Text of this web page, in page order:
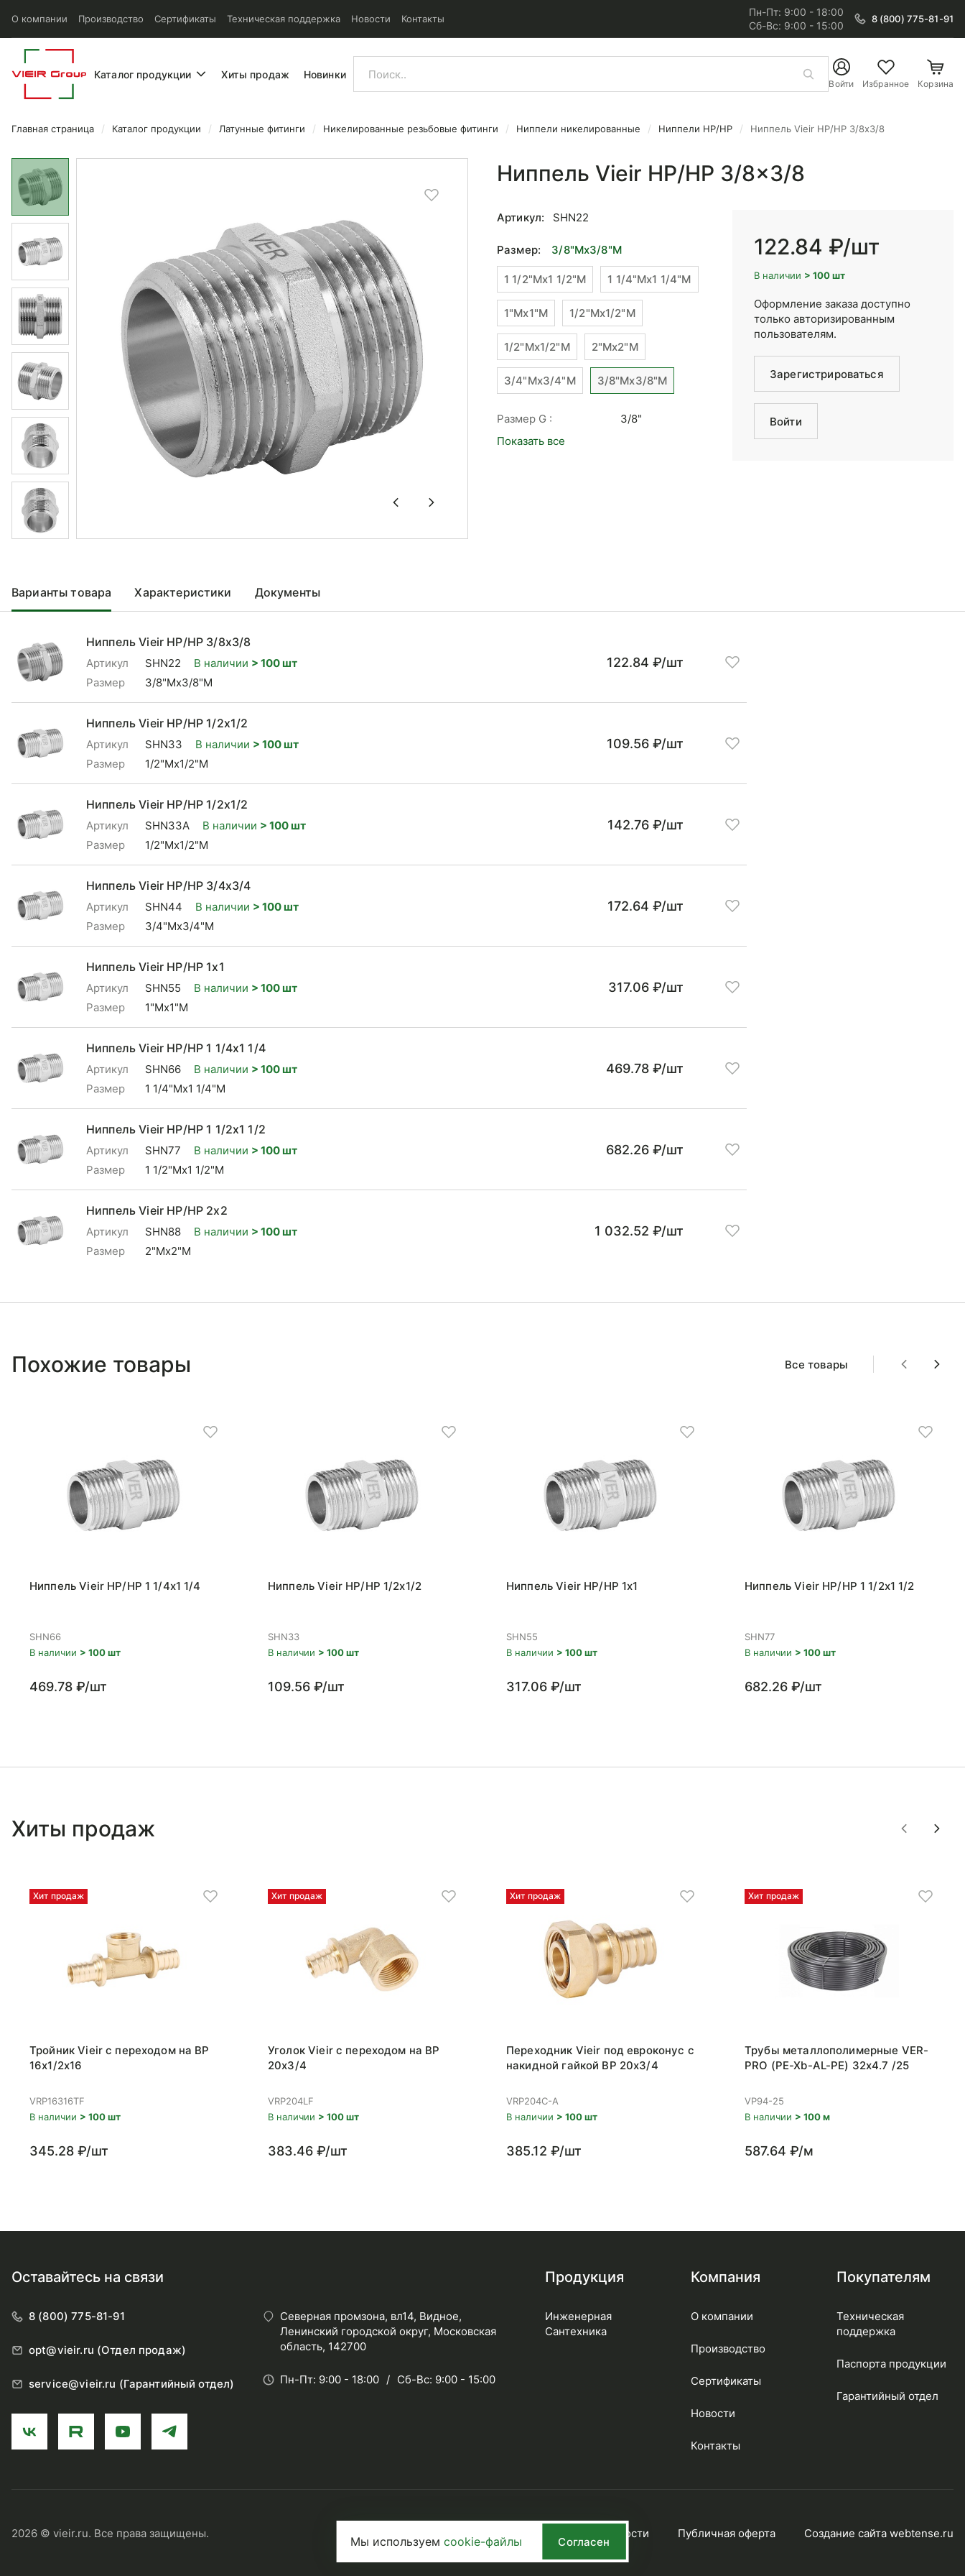
О компании Производство Сертификаты Техническая поддержка Новости Контакты
Пн-Пт: 9:00 - 18:00
Сб-Вс: 9:00 - 15:00
8 (800) 775-81-91
Каталог продукции Хиты продаж Новинки
Войти Избранное Корзина
Главная страница Каталог продукции Латунные фитинги Никелированные резьбовые фитинги Ниппели никелированные Ниппели НР/НР Ниппель Vieir НР/НР 3/8x3/8
Ниппель Vieir НР/НР 3/8x3/8
Артикул: SHN22
Размер: 3/8"Mx3/8"М
1 1/2"Mx1 1/2"М 1 1/4"Mx1 1/4"М
1"Mx1"М 1/2"Mx1/2"М
1/2"Mx1/2"М 2"Mx2"М
3/4"Mx3/4"М 3/8"Mx3/8"М
Размер G :
3/8"
Показать все
122.84 ₽/шт
В наличии > 100 шт
Оформление заказа доступно
только авторизированным
пользователям.
Зарегистрироваться
Войти
Варианты товара Характеристики Документы
Ниппель Vieir НР/НР 3/8x3/8
Артикул SHN22 В наличии > 100 шт
Размер
3/8"Mx3/8"М
122.84 ₽/шт
Ниппель Vieir НР/НР 1/2x1/2
Артикул SHN33 В наличии > 100 шт
Размер
1/2"Mx1/2"М
109.56 ₽/шт
Ниппель Vieir НР/НР 1/2x1/2
Артикул SHN33A В наличии > 100 шт
Размер
1/2"Mx1/2"М
142.76 ₽/шт
Ниппель Vieir НР/НР 3/4x3/4
Артикул SHN44 В наличии > 100 шт
Размер
3/4"Mx3/4"М
172.64 ₽/шт
Ниппель Vieir НР/НР 1x1
Артикул SHN55 В наличии > 100 шт
Размер
1"Mx1"М
317.06 ₽/шт
Ниппель Vieir НР/НР 1 1/4x1 1/4
Артикул SHN66 В наличии > 100 шт
Размер
1 1/4"Mx1 1/4"М
469.78 ₽/шт
Ниппель Vieir НР/НР 1 1/2x1 1/2
Артикул SHN77 В наличии > 100 шт
Размер
1 1/2"Mx1 1/2"М
682.26 ₽/шт
Ниппель Vieir НР/НР 2x2
Артикул SHN88 В наличии > 100 шт
Размер
2"Mx2"М
1 032.52 ₽/шт
Похожие товары Все товары
Ниппель Vieir НР/НР 1 1/4x1 1/4
SHN66
В наличии > 100 шт
469.78 ₽/шт
Ниппель Vieir НР/НР 1/2x1/2
SHN33
В наличии > 100 шт
109.56 ₽/шт
Ниппель Vieir НР/НР 1x1
SHN55
В наличии > 100 шт
317.06 ₽/шт
Ниппель Vieir НР/НР 1 1/2x1 1/2
SHN77
В наличии > 100 шт
682.26 ₽/шт
Хиты продаж
Хит продаж
Тройник Vieir с переходом на ВР
16x1/2x16
VRP16316TF
В наличии > 100 шт
345.28 ₽/шт
Хит продаж
Уголок Vieir с переходом на ВР
20x3/4
VRP204LF
В наличии > 100 шт
383.46 ₽/шт
Хит продаж
Переходник Vieir под евроконус с
накидной гайкой ВР 20x3/4
VRP204C-A
В наличии > 100 шт
385.12 ₽/шт
Хит продаж
Трубы металлополимерные VER-
PRO (PE-Xb-AL-PE) 32x4.7 /25
VP94-25
В наличии > 100 м
587.64 ₽/м
Оставайтесь на связи
8 (800) 775-81-91
opt@vieir.ru (Отдел продаж)
service@vieir.ru (Гарантийный отдел)
Северная промзона, вл14, Видное,
Ленинский городской округ, Московская
область, 142700
Пн-Пт: 9:00 - 18:00 Сб-Вс: 9:00 - 15:00
Продукция
Инженерная
Сантехника
Компания
О компании
Производство
Сертификаты
Новости
Контакты
Покупателям
Техническая
поддержка
Паспорта продукции
Гарантийный отдел
2026 © vieir.ru. Все права защищены. Политика конфиденциальности Публичная оферта Создание сайта webtense.ru
Мы используемcookie-файлы Согласен